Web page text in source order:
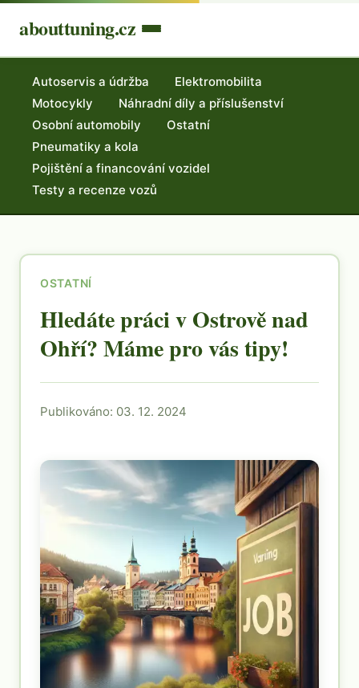
abouttuning.cz
Autoservis a údržba
Elektromobilita
Motocykly
Náhradní díly a příslušenství
Osobní automobily
Ostatní
Pneumatiky a kola
Pojištění a financování vozidel
Testy a recenze vozů
OSTATNÍ
Hledáte práci v Ostrově nad
Ohří? Máme pro vás tipy!
Publikováno: 03. 12. 2024